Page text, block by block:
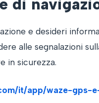
di
e desideri
alle segnalazioni
in sicurezza.
it/app/waze-gps-